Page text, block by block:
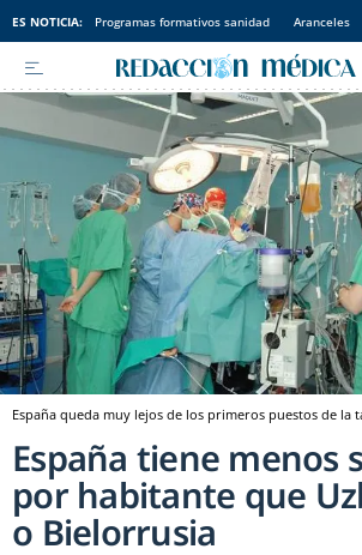
ES NOTICIA: Programas formativos sanidad Aranceles
España queda muy lejos de los primeros puestos de la
España tiene menos
por habitante que
o Bielorrusia